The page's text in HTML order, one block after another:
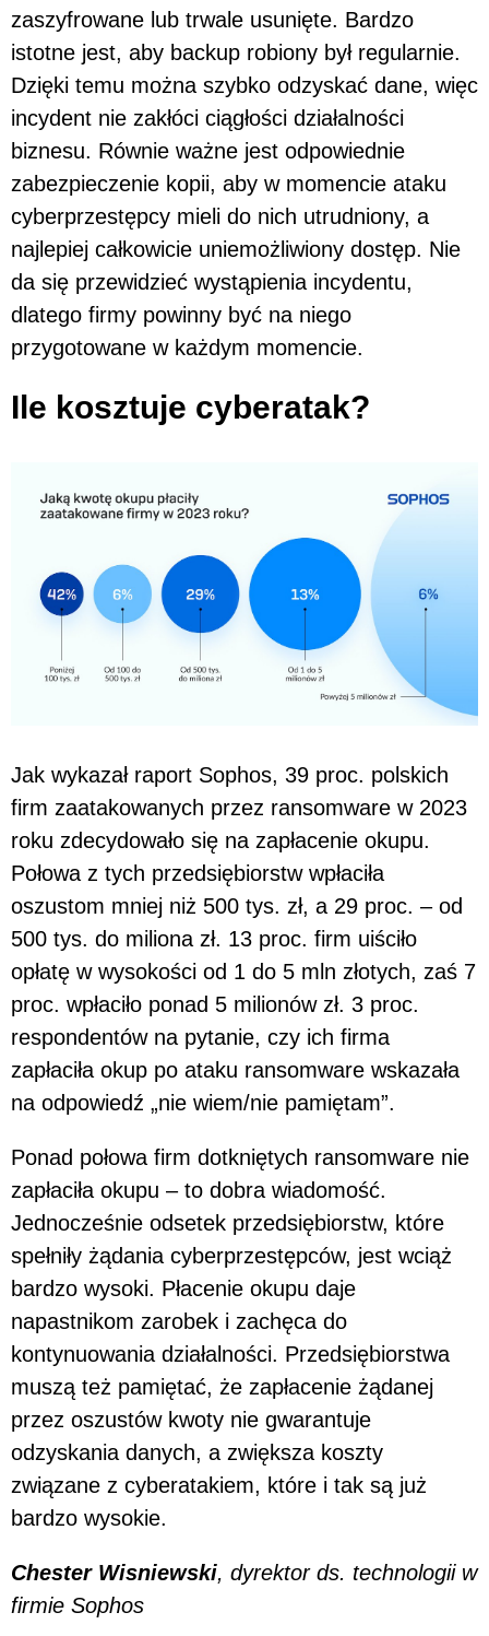
zaszyfrowane lub trwale usunięte. Bardzo
istotne jest, aby backup robiony był regularnie.
Dzięki temu można szybko odzyskać dane, więc
incydent nie zakłóci ciągłości działalności
biznesu. Równie ważne jest odpowiednie
zabezpieczenie kopii, aby w momencie ataku
cyberprzestępcy mieli do nich utrudniony, a
najlepiej całkowicie uniemożliwiony dostęp. Nie
da się przewidzieć wystąpienia incydentu,
dlatego firmy powinny być na niego
przygotowane w każdym momencie.
Ile kosztuje cyberatak?
Jak wykazał raport Sophos, 39 proc. polskich
firm zaatakowanych przez ransomware w 2023
roku zdecydowało się na zapłacenie okupu.
Połowa z tych przedsiębiorstw wpłaciła
oszustom mniej niż 500 tys. zł, a 29 proc. – od
500 tys. do miliona zł. 13 proc. firm uiściło
opłatę w wysokości od 1 do 5 mln złotych, zaś 7
proc. wpłaciło ponad 5 milionów zł. 3 proc.
respondentów na pytanie, czy ich firma
zapłaciła okup po ataku ransomware wskazała
na odpowiedź „nie wiem/nie pamiętam”.
Ponad połowa firm dotkniętych ransomware nie
zapłaciła okupu – to dobra wiadomość.
Jednocześnie odsetek przedsiębiorstw, które
spełniły żądania cyberprzestępców, jest wciąż
bardzo wysoki. Płacenie okupu daje
napastnikom zarobek i zachęca do
kontynuowania działalności. Przedsiębiorstwa
muszą też pamiętać, że zapłacenie żądanej
przez oszustów kwoty nie gwarantuje
odzyskania danych, a zwiększa koszty
związane z cyberatakiem, które i tak są już
bardzo wysokie.
Chester Wisniewski, dyrektor ds. technologii w
firmie Sophos